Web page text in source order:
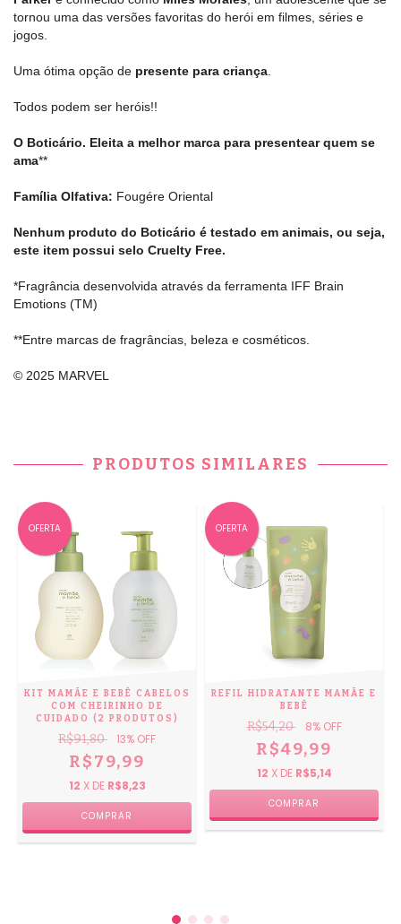
tornou uma das versões favoritas do herói em filmes, séries e
jogos.
Uma ótima opção de presente para criança
Todos podem ser heróis!!
O Boticário. Eleita a melhor marca para presentear quem se
ama**
Família Olfativa: Fougére Oriental
Nenhum produto do Boticário é testado em animais, ou seja,
este item possui selo Cruelty Free.
*Fragrância desenvolvida através da ferramenta IFF Brain
Emotions (TM)
**Entre marcas de fragrâncias, beleza e cosméticos.
© 2025 MARVEL
PRODUTOS SIMILARES
OFERTA
KIT MAMÃE E BEBÊ CABELOS
COM CHEIRINHO DE
CUIDADO (2 PRODUTOS)
R$91,80 13% OFF
R$79,99
12 X DE R$8,23
OFERTA
REFIL HIDRATANTE MAMÃE E
BEBÊ
R$54,20 8% OFF
R$49,99
12 X DE R$5,14